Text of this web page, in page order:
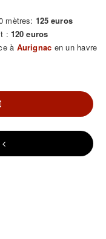
mètres: 125 euros
: 120 euros
à Aurignac en un havre